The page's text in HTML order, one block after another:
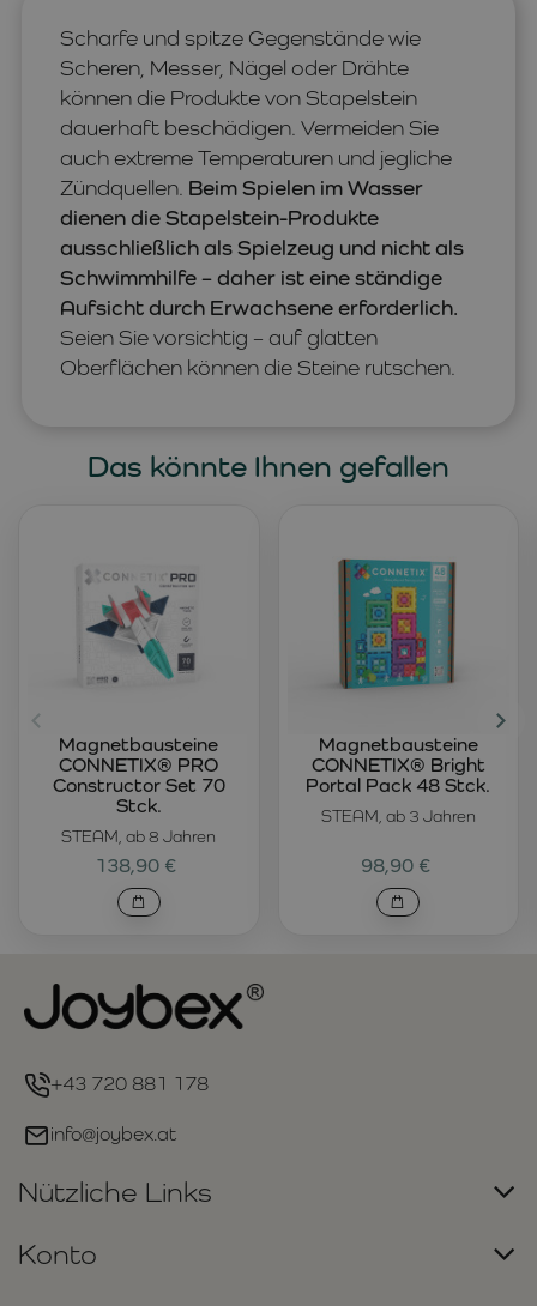
Scharfe und spitze Gegenstände wie
Scheren, Messer, Nägel oder Drähte
können die Produkte von Stapelstein
dauerhaft beschädigen. Vermeiden Sie
auch extreme Temperaturen und jegliche
Zündquellen. Beim Spielen im Wasser
dienen die Stapelstein-Produkte
ausschließlich als Spielzeug und nicht als
Schwimmhilfe – daher ist eine ständige
Aufsicht durch Erwachsene erforderlich.
Seien Sie vorsichtig – auf glatten
Oberflächen können die Steine rutschen.
Das könnte Ihnen gefallen
STEAM, ab 8 Jahren
Magnetbausteine
CONNETIX® PRO
Constructor Set 70
Stck.
138,90 €
STEAM, ab 3 Jahren
Magnetbausteine
CONNETIX® Bright
Portal Pack 48 Stck.
98,90 €
+43 720 881 178
info@joybex.at
Nützliche Links
Konto